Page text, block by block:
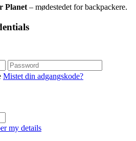
Planet – mødestedet for backpackere.
Mistet din adgangskode?
my details